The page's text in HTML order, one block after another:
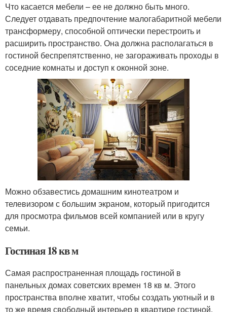
Что касается мебели – ее не должно быть много.
Следует отдавать предпочтение малогабаритной мебели
трансформеру, способной оптически перестроить и
расширить пространство. Она должна располагаться в
гостиной беспрепятственно, не загораживать проходы в
соседние комнаты и доступ к оконной зоне.
Можно обзавестись домашним кинотеатром и
телевизором с большим экраном, который пригодится
для просмотра фильмов всей компанией или в кругу
семьи.
Гостиная 18 кв м
Самая распространенная площадь гостиной в
панельных домах советских времен 18 кв м. Этого
пространства вполне хватит, чтобы создать уютный и в
то же время свободный интерьер в квартире гостиной.